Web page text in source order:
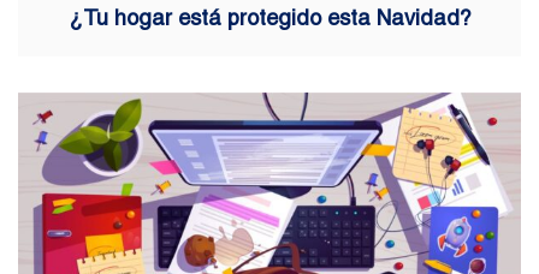
¿Tu hogar está protegido esta Navidad?